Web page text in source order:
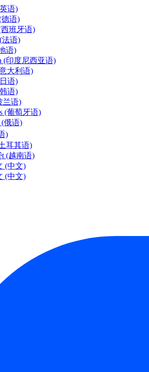
语)
德语)
西班牙语)
法语)
语)
(印度尼西亚语)
大利语)
语)
语)
兰语)
(葡萄牙语)
(俄语)
)
耳其语)
(越南语)
(中文)
(中文)